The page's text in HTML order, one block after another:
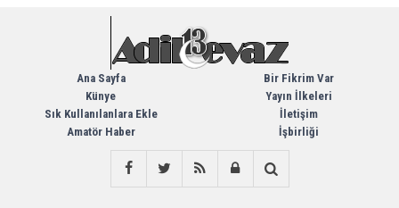
Ana Sayfa
Künye
Sık Kullanılanlara Ekle
Amatör Haber
Bir Fikrim Var
Yayın İlkeleri
İletişim
İşbirliği